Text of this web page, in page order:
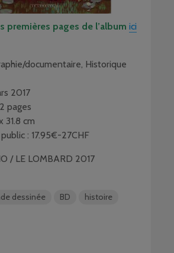
premières pages de l’album ici
documentaire, Historique
2017
pages
31.8 cm
: 17.95€-­27CHF
/ LE LOMBARD 2017
dessinée BD
histoire